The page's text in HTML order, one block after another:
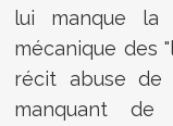
lui manque la
mécanique des
récit abuse de
manquant